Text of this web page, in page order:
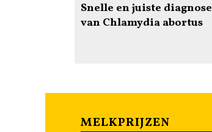
Snelle en juiste diagnose
van Chlamydia abortus
MELKPRIJZEN